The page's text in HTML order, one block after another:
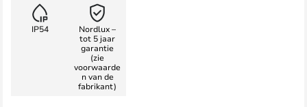
IP54
Nordlux –
tot 5 jaar
garantie
(zie
voorwaarde
n van de
fabrikant)